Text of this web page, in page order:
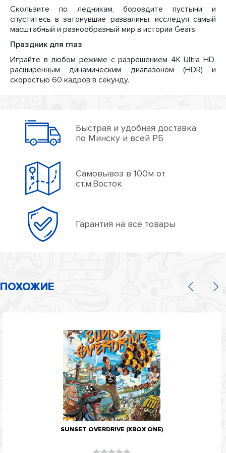
Скользите по ледникам, бороздите пустыни и
спуститесь в затонувшие развалины, исследуя самый
масштабный и разнообразный мир в истории Gears.
Праздник для глаз
Играйте в любом режиме с разрешением 4K Ultra HD,
расширенным динамическим диапазоном (HDR) и
скоростью 60 кадров в секунду.
Быстрая и удобная доставка
по Минску и всей РБ
Самовывоз в 100м от
ст.м.Восток
Гарантия на все товары
ПОХОЖИЕ
SUNSET OVERDRIVE (XBOX ONE)